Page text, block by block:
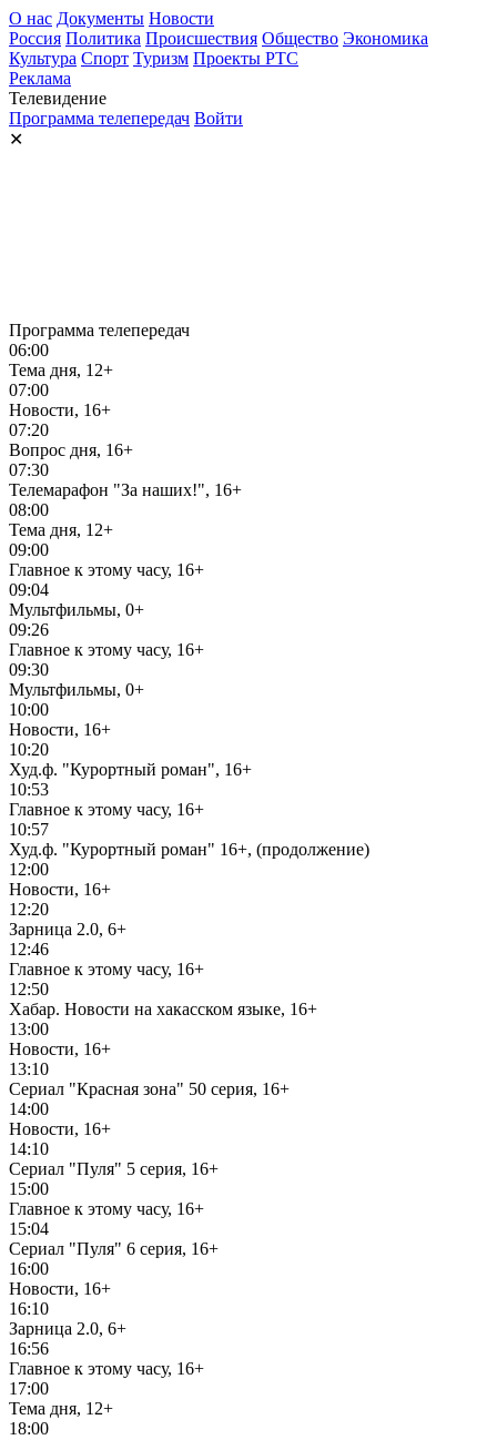
О нас Документы Новости
Россия Политика Происшествия Общество Экономика
Культура Спорт Туризм Проекты РТС
Реклама
Телевидение
Программа телепередач Войти
✕
Программа телепередач
06:00
Тема дня, 12+
07:00
Новости, 16+
07:20
Вопрос дня, 16+
07:30
Телемарафон "За наших!", 16+
08:00
Тема дня, 12+
09:00
Главное к этому часу, 16+
09:04
Мультфильмы, 0+
09:26
Главное к этому часу, 16+
09:30
Мультфильмы, 0+
10:00
Новости, 16+
10:20
Худ.ф. "Курортный роман", 16+
10:53
Главное к этому часу, 16+
10:57
Худ.ф. "Курортный роман" 16+, (продолжение)
12:00
Новости, 16+
12:20
Зарница 2.0, 6+
12:46
Главное к этому часу, 16+
12:50
Хабар. Новости на хакасском языке, 16+
13:00
Новости, 16+
13:10
Сериал "Красная зона" 50 серия, 16+
14:00
Новости, 16+
14:10
Сериал "Пуля" 5 серия, 16+
15:00
Главное к этому часу, 16+
15:04
Сериал "Пуля" 6 серия, 16+
16:00
Новости, 16+
16:10
Зарница 2.0, 6+
16:56
Главное к этому часу, 16+
17:00
Тема дня, 12+
18:00